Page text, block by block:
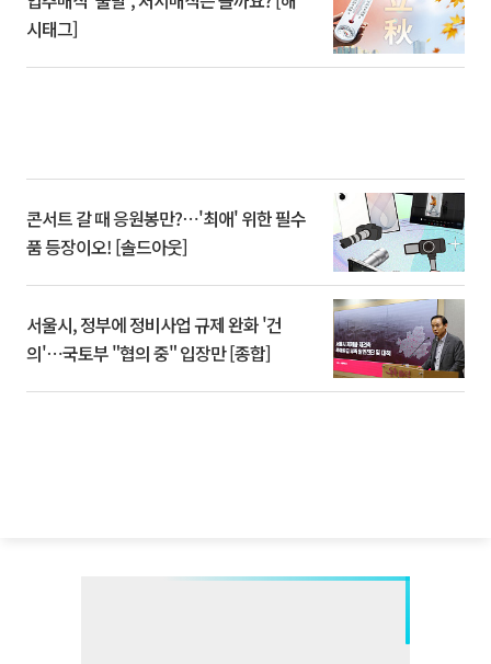
시태그]
콘서트 갈 때 응원봉만?⋯'최애' 위한 필수
품 등장이오! [솔드아웃]
서울시, 정부에 정비사업 규제 완화 '건
의'⋯국토부 "협의 중" 입장만 [종합]